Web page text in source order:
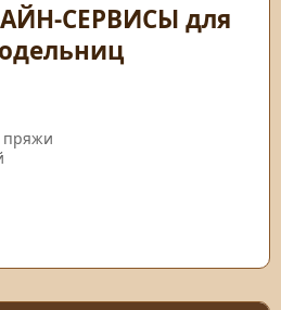
СЕРВИСЫ для
пряжи